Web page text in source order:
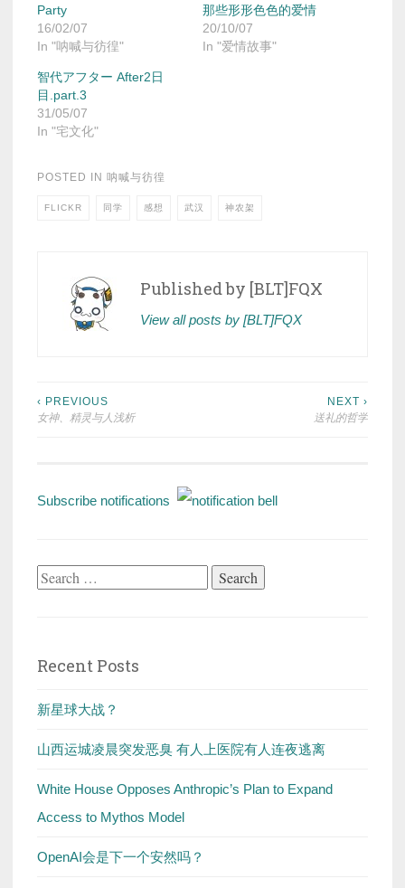
Party
16/02/07
In "呐喊与彷徨"
那些形形色色的爱情
20/10/07
In "爱情故事"
智代アフター After2日
目.part.3
31/05/07
In "宅文化"
POSTED IN 呐喊与彷徨
FLICKR 同学 感想 武汉 神农架
Published by [BLT]FQX
View all posts by [BLT]FQX
Post
‹ PREVIOUS
女神、精灵与人浅析
NEXT ›
送礼的哲学
Subscribe notifications
Search
Recent Posts
新星球大战？
山西运城凌晨突发恶臭 有人上医院有人连夜逃离
White House Opposes Anthropic’s Plan to Expand
Access to Mythos Model
OpenAI会是下一个安然吗？